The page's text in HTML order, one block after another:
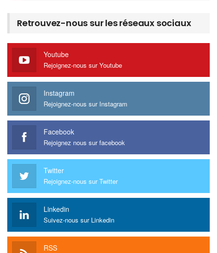
Retrouvez-nous sur les réseaux sociaux
Youtube
Rejoignez-nous sur Youtube
Instagram
Rejoignez-nous sur Instagram
Facebook
Rejoignez nous sur facebook
Twitter
Rejoignez-nous sur Twitter
Linkedin
Suivez-nous sur Linkedin
RSS